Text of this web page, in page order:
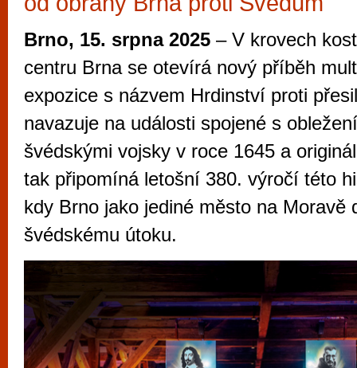
Brno, 15. srpna 2025 – V krovech
centru Brna se otevírá nový příběh
expozice s názvem Hrdinství proti
navazuje na události spojené s
švédskými vojsky v roce 1645 a
tak připomíná letošní 380. výročí této
kdy Brno jako jediné město na Moravě
švédskému útoku.
Brno je
zajímavé
restaurace,
Mimo jiné je ale také místem, kde si
vyzkoušet různé kasinové hry. V
metropoli naleznete širokou nabídku her
po moderní automaty jak pro pravidelné
příležitostné hráče. V...